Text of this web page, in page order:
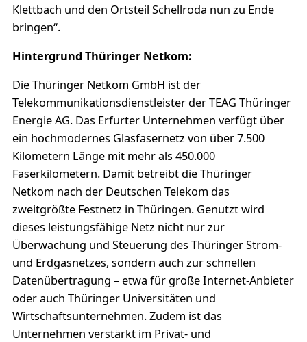
Klettbach und den Ortsteil Schellroda nun zu Ende
bringen“.
Hintergrund Thüringer Netkom:
Die Thüringer Netkom GmbH ist der
Telekommunikationsdienstleister der TEAG Thüringer
Energie AG. Das Erfurter Unternehmen verfügt über
ein hochmodernes Glasfasernetz von über 7.500
Kilometern Länge mit mehr als 450.000
Faserkilometern. Damit betreibt die Thüringer
Netkom nach der Deutschen Telekom das
zweitgrößte Festnetz in Thüringen. Genutzt wird
dieses leistungsfähige Netz nicht nur zur
Überwachung und Steuerung des Thüringer Strom-
und Erdgasnetzes, sondern auch zur schnellen
Datenübertragung – etwa für große Internet-Anbieter
oder auch Thüringer Universitäten und
Wirtschaftsunternehmen. Zudem ist das
Unternehmen verstärkt im Privat- und